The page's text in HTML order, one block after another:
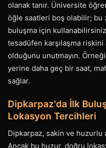
olanak tanır. Üniversite
öğle saatleri boş olabilir; bu
buluşma için
tesadüfen karşılaşma
olduğunu unutmayın.
yerine daha geç bir saat,
sağlar.
Dipkarpaz'da İlk
Lokasyon Tercihleri
Dipkarpaz, sakin ve huzurlu
Ancak bu huzur, doğru